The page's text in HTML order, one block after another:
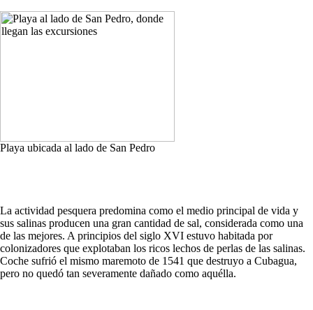
Playa ubicada al lado de San Pedro
La actividad pesquera predomina como el medio principal de vida y
sus salinas producen una gran cantidad de sal, considerada como una
de las mejores. A principios del siglo XVI estuvo habitada por
colonizadores que explotaban los ricos lechos de perlas de las salinas.
Coche sufrió el mismo maremoto de 1541 que destruyo a Cubagua,
pero no quedó tan severamente dañado como aquélla.